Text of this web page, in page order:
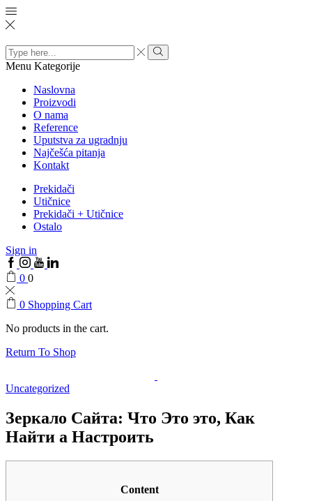
Search
input
Menu Kategorije
Naslovna
Proizvodi
O nama
Reference
Uputstva za ugradnju
Najčešća pitanja
Kontakt
Prekidači
Utičnice
Prekidači + Utičnice
Ostalo
Sign in
0 0
0 Shopping Cart
No products in the cart.
Return To Shop
Uncategorized
Зеркало Сайта: Что Это это, Как
Найти а Настроить
Content